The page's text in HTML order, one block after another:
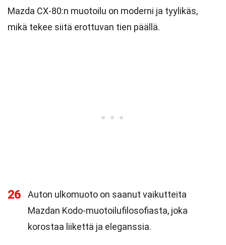
Mazda CX-80:n muotoilu on moderni ja tyylikäs,
mikä tekee siitä erottuvan tien päällä.
26
Auton ulkomuoto on saanut vaikutteita
Mazdan Kodo-muotoilufilosofiasta, joka
korostaa liikettä ja eleganssia.